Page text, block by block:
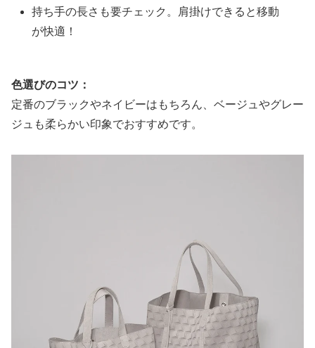
持ち手の長さも要チェック。肩掛けできると移動
が快適！
色選びのコツ：
定番のブラックやネイビーはもちろん、ベージュやグレー
ジュも柔らかい印象でおすすめです。